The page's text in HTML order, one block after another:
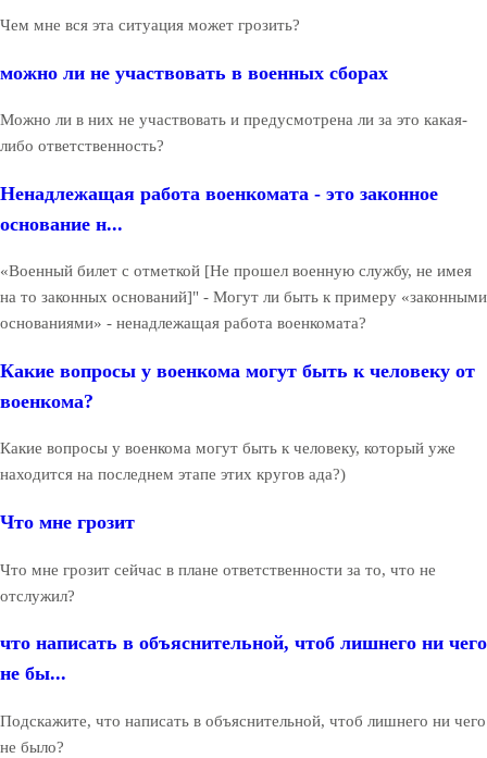
Чем мне вся эта ситуация может грозить?
можно ли не участвовать в военных сборах
Можно ли в них не участвовать и предусмотрена ли за это какая-
либо ответственность?
Ненадлежащая работа военкомата - это законное
основание н...
«Военный билет с отметкой [Не прошел военную службу, не имея
на то законных оснований]" - Могут ли быть к примеру «законными
основаниями» - ненадлежащая работа военкомата?
Какие вопросы у военкома могут быть к человеку от
военкома?
Какие вопросы у военкома могут быть к человеку, который уже
находится на последнем этапе этих кругов ада?)
Что мне грозит
Что мне грозит сейчас в плане ответственности за то, что не
отслужил?
что написать в объяснительной, чтоб лишнего ни чего
не бы...
Подскажите, что написать в объяснительной, чтоб лишнего ни чего
не было?